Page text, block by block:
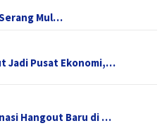
Mul…
Jadi Pusat Ekonomi,…
Hangout Baru di …